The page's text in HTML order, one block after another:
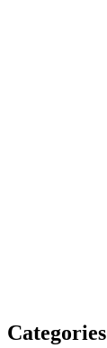
Categories